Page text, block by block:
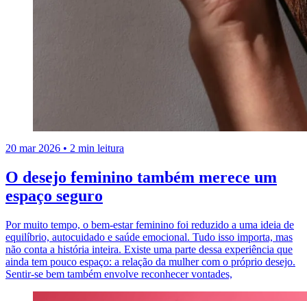
20 mar 2026 • 2 min leitura
O desejo feminino também merece um
espaço seguro
Por muito tempo, o bem-estar feminino foi reduzido a uma ideia de
equilíbrio, autocuidado e saúde emocional. Tudo isso importa, mas
não conta a história inteira. Existe uma parte dessa experiência que
ainda tem pouco espaço: a relação da mulher com o próprio desejo.
Sentir-se bem também envolve reconhecer vontades,